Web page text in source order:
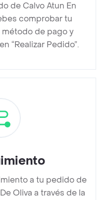
de Calvo Atun En
comprobar tu
de pago y
“Realizar Pedido”.
a tu pedido de
Oliva a través de la